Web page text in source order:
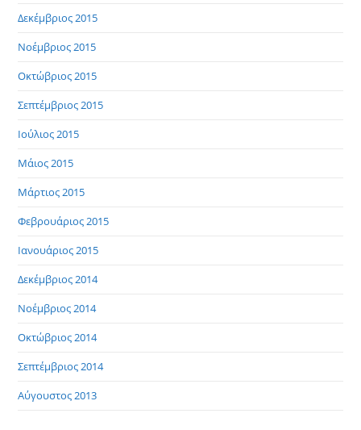
Δεκέμβριος 2015
Νοέμβριος 2015
Οκτώβριος 2015
Σεπτέμβριος 2015
Ιούλιος 2015
Μάιος 2015
Μάρτιος 2015
Φεβρουάριος 2015
Ιανουάριος 2015
Δεκέμβριος 2014
Νοέμβριος 2014
Οκτώβριος 2014
Σεπτέμβριος 2014
Αύγουστος 2013